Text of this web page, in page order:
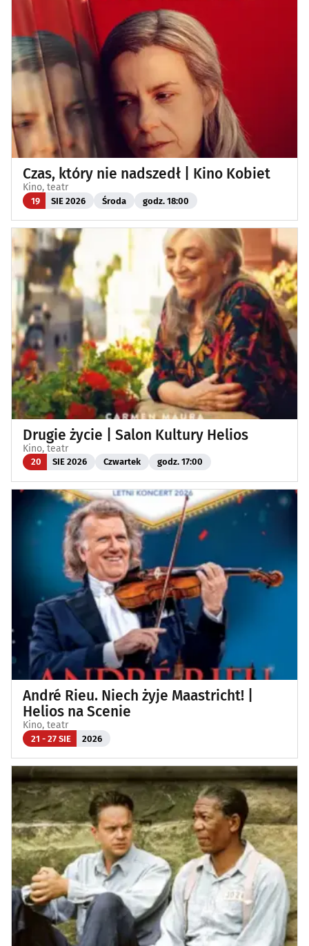
Czas, który nie nadszedł | Kino Kobiet
Kino, teatr
19 SIE 2026 Środa godz. 18:00
Drugie życie | Salon Kultury Helios
Kino, teatr
20 SIE 2026 Czwartek godz. 17:00
André Rieu. Niech żyje Maastricht! |
Helios na Scenie
Kino, teatr
21 - 27 SIE 2026